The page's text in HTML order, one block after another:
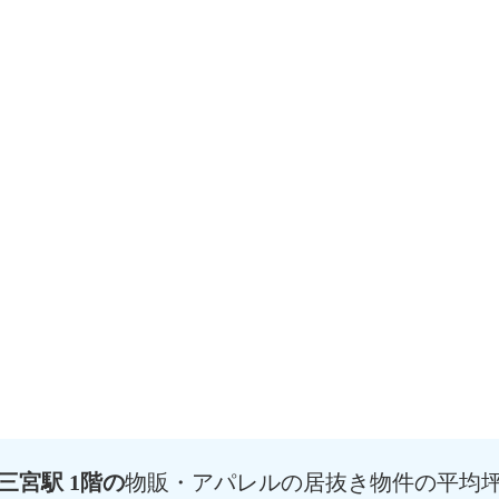
宮駅 1階の物販・アパレルの居抜き物件の平均